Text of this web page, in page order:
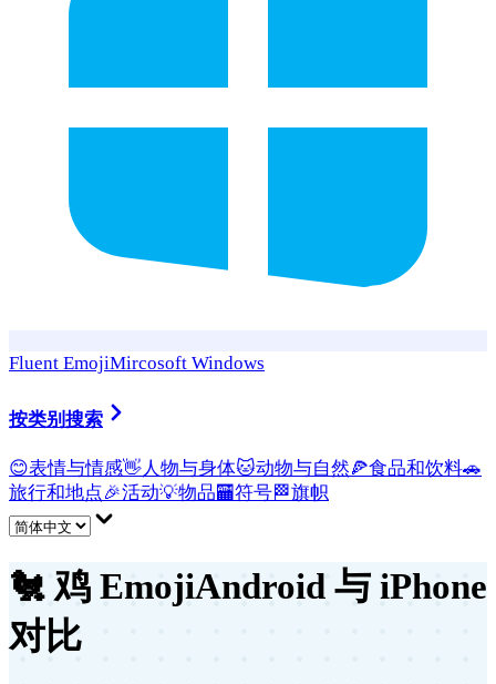
Fluent EmojiMircosoft Windows
按类别搜索
😊表情与情感👋 人物与身体🐱动物与自然🍕食品和饮料🚗
旅行和地点🎉活动💡物品🏧符号🏁旗帜
🐔 鸡 EmojiAndroid 与 iPhone
对比